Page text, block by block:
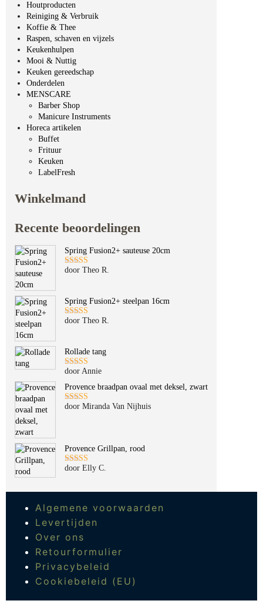
Houtproducten
Reiniging & Verbruik
Koffie & Thee
Raspen, schaven en vijzels
Keukenhulpen
Mooi & Nuttig
Keuken gereedschap
Onderdelen
MENSCARE
Barber Shop
Manicure Instruments
Horeca artikelen
Buffet
Frituur
Keuken
LabelFresh
Winkelmand
Recente beoordelingen
Spring Fusion2+ sauteuse 20cm
Gewaardeerd
door Theo R.
Spring Fusion2+ steelpan 16cm
Gewaardeerd
door Theo R.
Rollade tang
Gewaardeerd
5
door Annie
Provence braadpan ovaal met deksel, zwart
Gewaardeerd
door Miranda Van Nijhuis
Provence Grillpan, rood
Gewaardeerd
door Elly C.
Algemene voorwaarden
Levertijden
Over ons
Retourformulier
Privacybeleid
Cookiebeleid (EU)